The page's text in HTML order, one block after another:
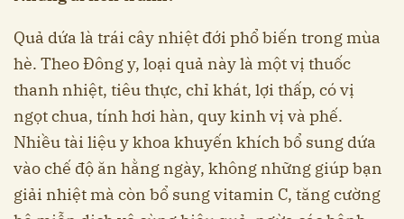
Quả dứa là trái cây nhiệt đới phổ biến trong mùa
hè. Theo Đông y, loại quả này là một vị thuốc
thanh nhiệt, tiêu thực, chỉ khát, lợi thấp, có vị
ngọt chua, tính hơi hàn, quy kinh vị và phế.
Nhiều tài liệu y khoa khuyến khích bổ sung dứa
vào chế độ ăn hằng ngày, không những giúp bạn
giải nhiệt mà còn bổ sung vitamin C, tăng cường